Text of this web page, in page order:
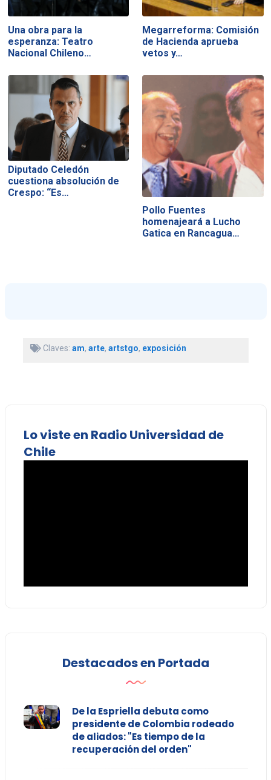
Una obra para la
esperanza: Teatro
Nacional Chileno…
Megarreforma: Comisión
de Hacienda aprueba
vetos y…
Diputado Celedón
cuestiona absolución de
Crespo: “Es…
Pollo Fuentes
homenajeará a Lucho
Gatica en Rancagua…
Claves: am, arte, artstgo, exposición
Lo viste en Radio Universidad de
Chile
Destacados en Portada
De la Espriella debuta como
presidente de Colombia rodeado
de aliados: "Es tiempo de la
recuperación del orden"